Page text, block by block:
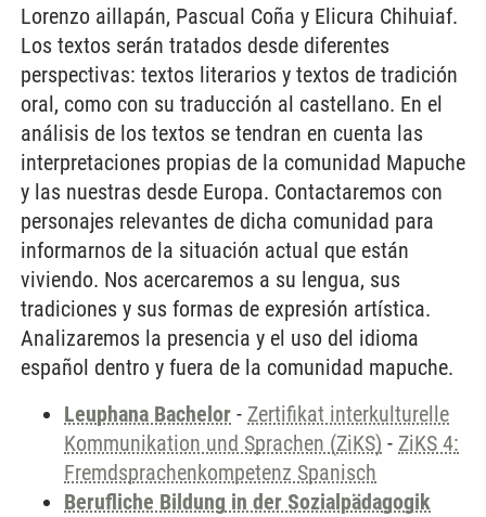
Lorenzo aillapán, Pascual Coña y Elicura Chihuiaf.
Los textos serán tratados desde diferentes
perspectivas: textos literarios y textos de tradición
oral, como con su traducción al castellano. En el
análisis de los textos se tendran en cuenta las
interpretaciones propias de la comunidad Mapuche
y las nuestras desde Europa. Contactaremos con
personajes relevantes de dicha comunidad para
informarnos de la situación actual que están
viviendo. Nos acercaremos a su lengua, sus
tradiciones y sus formas de expresión artística.
Analizaremos la presencia y el uso del idioma
español dentro y fuera de la comunidad mapuche.
Leuphana Bachelor - Zertifikat interkulturelle
Kommunikation und Sprachen (ZiKS) - ZiKS 4:
Fremdsprachenkompetenz Spanisch
Berufliche Bildung in der Sozialpädagogik